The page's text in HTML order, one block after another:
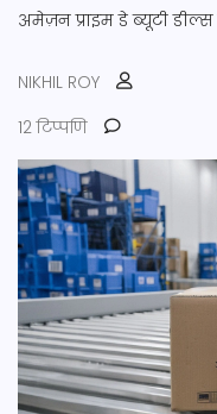
अमेज़न प्राइम डे ब्यूटी डील्स
NIKHIL ROY
12 टिप्पणि